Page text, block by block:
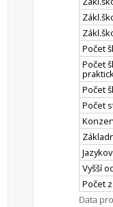
Počet
Počet
Počet
Počet
Vyšší
Počet
Data